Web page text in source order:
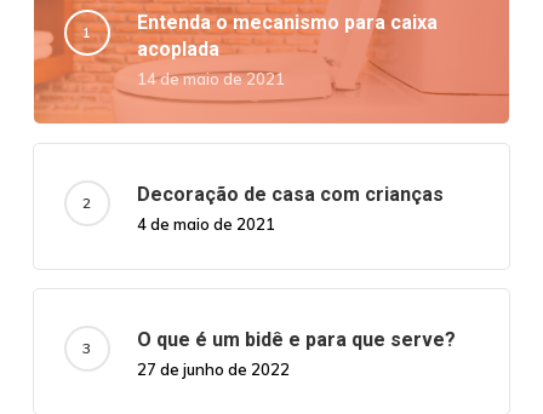
Entenda o mecanismo para caixa
acoplada
14 de maio de 2021
Decoração de casa com crianças
4 de maio de 2021
O que é um bidê e para que serve?
27 de junho de 2022